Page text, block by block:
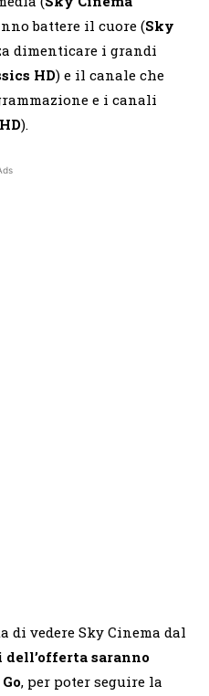
battere il cuore (Sky
dimenticare i grandi
HD) e il canale che
e i canali
).
di vedere Sky Cinema dal
saranno
, per poter seguire la